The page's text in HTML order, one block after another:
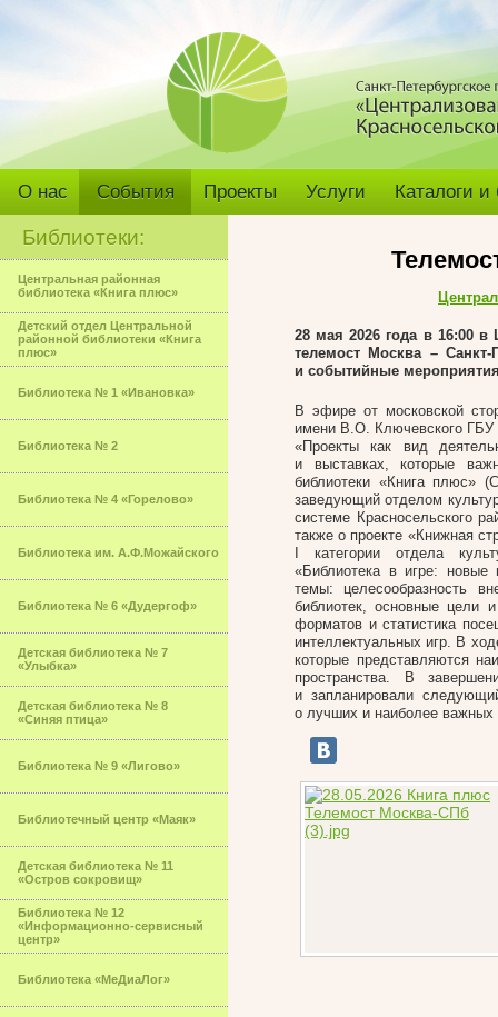
О нас События Проекты Услуги Каталоги
Библиотеки:
Центральная районная
библиотека «Книга плюс»
Детский отдел Центральной
районной библиотеки «Книга
плюс»
Библиотека № 1 «Ивановка»
Библиотека № 2
Библиотека № 4 «Горелово»
Библиотека им. А.Ф.Можайского
Библиотека № 6 «Дудергоф»
Детская библиотека № 7
«Улыбка»
Детская библиотека № 8
«Синяя птица»
Библиотека № 9 «Лигово»
Библиотечный центр «Маяк»
Детская библиотека № 11
«Остров сокровищ»
Библиотека № 12
«Информационно-сервисный
центр»
Библиотека «МеДиаЛог»
28 мая 2026 года в 16:00 в
телемост Москва – Санкт-
и событийные
В эфире от московской
имени В.О. Ключевского
«Проекты как вид
и выставках, которые
библиотеки «Книга плюс»
заведующий отделом
системе Красносельского
также о проекте «Книжная
I категории отдела
«Библиотека в игре:
темы: целесообразность
библиотек, основные цели
форматов и статистика
интеллектуальных игр. В
которые представляются
пространства. В
и запланировали
о лучших и наиболее важных